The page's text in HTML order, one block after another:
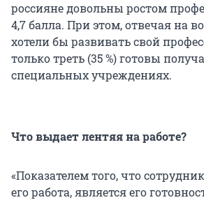
россияне довольны ростом
4,7 балла. При этом, отвечая на
хотели бы развивать свой
только треть (35 %) готовы
специальных учреждениях.
Что выдает лентяя на работе?
«Показателем того, что
его работа, является его